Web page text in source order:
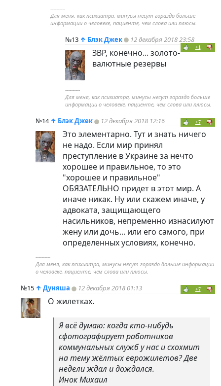
----------
Для меня, как психиатра, минусы несут гораздо больше
информации о человеке, пациенте, чем слова или плюсы.
№13 ↑ Блэк Джек 12 декабря 2018 23:58
+1
ЗВР, конечно... золото-
валютные резервы
----------
Для меня, как психиатра, минусы несут гораздо больше
информации о человеке, пациенте, чем слова или плюсы.
№14 ↑ Блэк Джек 12 декабря 2018 12:16 +7
Это элементарно. Тут и знать ничего
не надо. Если мир принял
преступление в Украине за нечто
хорошее и правильное, то это
"хорошее и правильное"
ОБЯЗАТЕЛЬНО придет в этот мир. А
иначе никак. Ну или скажем иначе, у
адвоката, защищающего
насильников, непременно изнасилуют
жену или дочь... или его самого, при
определенных условиях, конечно.
----------
Для меня, как психиатра, минусы несут гораздо больше информации
о человеке, пациенте, чем слова или плюсы.
№15 ↑ Дуняша 12 декабря 2018 01:13 +7
О жилетках.
Я всё думаю: когда кто-нибудь
сфотографирует работников
коммунальных служб у нас и схохмит
на тему жёлтых еврожилетов? Две
недели ждал и дождался.
Инок Михаил